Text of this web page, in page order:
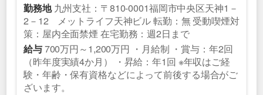
勤務地九州支社：〒810-0001福岡市中央区天神1－
2－12 メットライフ天神ビル 転勤：無 受動喫煙対
策：屋内全面禁煙 在宅勤務：週2日まで
給与700万円～1,200万円 ・月給制 ・賞与：年2回
（昨年度実績4か月） ・昇給：年1回 ※年収はご経
験・年齢・保有資格などによって前後する場合がご
ざいます。